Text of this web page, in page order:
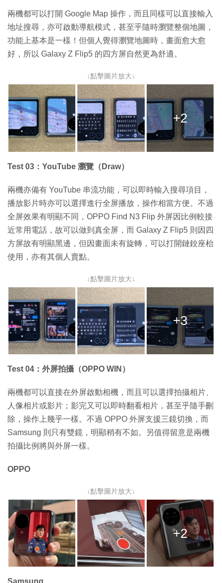
兩機都可以打開 Google Map 操作，而且同樣可以直接輸入
地址搜尋，亦可啟動導航模式，甚至乎隨時瀏覽整個地圖，
功能上基本是一樣！但個人覺得瀏覽地圖時，畫面愈大愈
好，所以 Galaxy Z Flip5 的四方屏自然更為舒適。
↓點擊圖片放大↓
+2
Test 03：YouTube 瀏覽（Draw）
兩機亦備有 YouTube 串流功能，可以即時輸入搜尋項目，
播放影片時亦可以選擇進行全屏播放，操作相當方便。不過
全屏效果有明顯不同，OPPO Find N3 Flip 外屏因比例較接
近常用電話，故可以做到真全屏，而 Galaxy Z Flip5 則因四
方屏故有明顯黑邊，但因畫面未有旋轉，可以打開鏈鉸座枱
使用，亦有其個人賣點。
↓點擊圖片放大↓
+3
Test 04：外屏拍攝（OPPO WIN）
兩機都可以直接在外屏啟動相機，而且可以選擇拍攝相片、
人像相片或影片；影完又可以即時翻看相片，甚至乎隨手刪
除，操作上幾乎一樣。不過 OPPO 外屏支援三鏡切換，而
Samsung 則只有雙鏡，明顯稍有不如。另值得留意是兩機
拍攝比例將與外屏一樣。
OPPO
↓點擊圖片放大↓
+2